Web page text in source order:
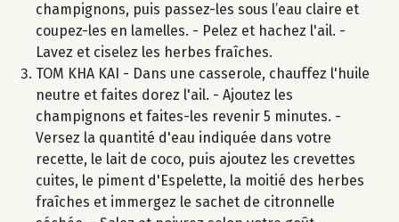
champignons, puis passez-les sous l’eau claire et
coupez-les en lamelles. - Pelez et hachez l'ail. -
Lavez et ciselez les herbes fraîches.
TOM KHA KAI - Dans une casserole, chauffez l'huile
neutre et faites dorez l'ail. - Ajoutez les
champignons et faites-les revenir 5 minutes. -
Versez la quantité d'eau indiquée dans votre
recette, le lait de coco, puis ajoutez les crevettes
cuites, le piment d'Espelette, la moitié des herbes
fraîches et immergez le sachet de citronnelle